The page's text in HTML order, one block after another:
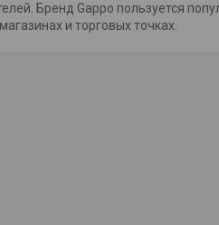
Бренд Gappo пользуется
и торговых точках.